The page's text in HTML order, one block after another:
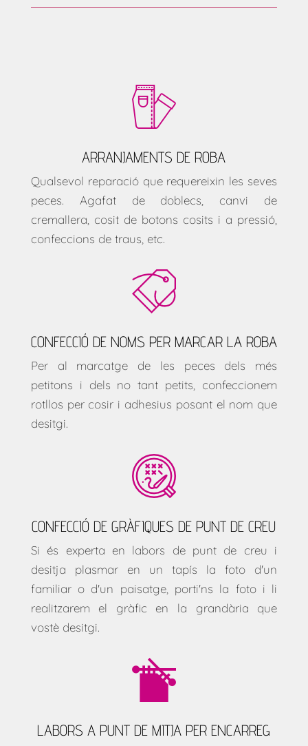
ARRANJAMENTS DE ROBA
Qualsevol reparació que requereixin les seves
peces. Agafat de doblecs, canvi de
cremallera, cosit de botons cosits i a pressió,
confeccions de traus, etc.
CONFECCIÓ DE NOMS PER MARCAR LA ROBA
Per al marcatge de les peces dels més
petitons i dels no tant petits, confeccionem
rotllos per cosir i adhesius posant el nom que
desitgi.
CONFECCIÓ DE GRÀFIQUES DE PUNT DE CREU
Si és experta en labors de punt de creu i
desitja plasmar en un tapís la foto d'un
familiar o d'un paisatge, porti'ns la foto i li
realitzarem el gràfic en la grandària que
vostè desitgi.
LABORS A PUNT DE MITJA PER ENCARREG